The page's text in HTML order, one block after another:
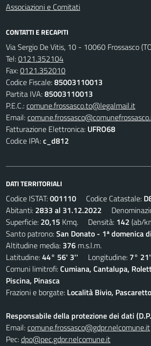
Associazioni e Comitati
CONTATTI E RECAPITI
Via Sergio De Vitis, 10 - 10060 Frossasco
Tel:0121.352104
Fax:0121.352010
Codice Fiscale:85003110013
Partita IVA:85003110013
P.E.C.:comune.frossasco.to@legalmail.it
Email:
Fatturazione Elettronica: UFRO68
Codice IPA:c_d812
DATI TERRITORIALI
Codice ISTAT:001110 Codice Catastale:
Abitanti: 2833 al 31.12.2022
Superficie: 20,15 Kmq. Densità: 142 (ab/
Santo patrono:San Donato - 1ª domenica
Altitudine media: 376 m.s.l.m.
Latitudine:44° 56' 3'' Longitudine: 7°
Comuni limitrofi:Cumiana, Cantalupa,
Piscina, Pinasca
Frazioni e borgate: Località Bivio,
Responsabile della protezione dei dati
Email:comune.frossasco@gdpr.nelcomune.it
Pec:dpo@pec.gdpr.nelcomune.it